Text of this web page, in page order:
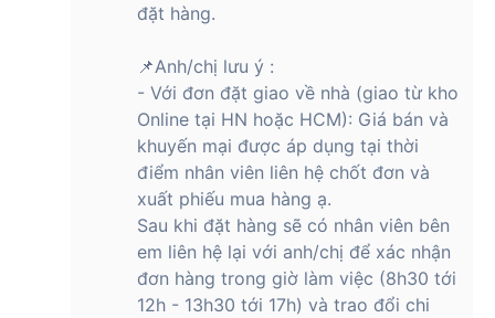
đặt hàng.
📌Anh/chị lưu ý :
- Với đơn đặt giao về nhà (giao từ kho
Online tại HN hoặc HCM): Giá bán và
khuyến mại được áp dụng tại thời
điểm nhân viên liên hệ chốt đơn và
xuất phiếu mua hàng ạ.
Sau khi đặt hàng sẽ có nhân viên bên
em liên hệ lại với anh/chị để xác nhận
đơn hàng trong giờ làm việc (8h30 tới
12h - 13h30 tới 17h) và trao đổi chi